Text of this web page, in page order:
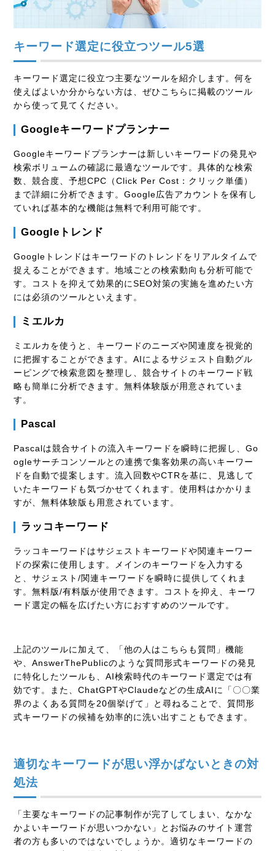
キーワード選定に役立つツール5選
キーワード選定に役立つ主要なツールを紹介します。何を
使えばよいか分からない方は、ぜひこちらに掲載のツール
から使って見てください。
Googleキーワードプランナー
Googleキーワードプランナーは新しいキーワードの発見や
検索ボリュームの確認に最適なツールです。具体的な検索
数、競合度、予想CPC （Click Per Cost：クリック単価）
まで詳細に分析できます。Google広告アカウントを保有し
ていれば基本的な機能は無料で利用可能です。
Googleトレンド
Googleトレンドはキーワードのトレンドをリアルタイムで
捉えることができます。地域ごとの検索動向も分析可能で
す。コストを抑えて効果的にSEO対策の実施を進めたい方
には必須のツールといえます。
ミエルカ
ミエルカを使うと、キーワードのニーズや関連度を視覚的
に把握することができます。AIによるサジェスト自動グル
ーピングで検索意図を整理し、競合サイトのキーワード戦
略も簡単に分析できます。無料体験版が用意されていま
す。
Pascal
Pascalは競合サイトの流入キーワードを瞬時に把握し、Go
ogleサーチコンソールとの連携で集客効果の高いキーワー
ドを自動で提案します。流入回数やCTRを基に、見逃して
いたキーワードも気づかせてくれます。使用料はかかりま
すが、無料体験版も用意されています。
ラッコキーワード
ラッコキーワードはサジェストキーワードや関連キーワー
ドの探索に使用します。メインのキーワードを入力する
と、サジェスト/関連キーワードを瞬時に提供してくれま
す。無料版/有料版が使用できます。コストを抑え、キーワ
ード選定の幅を広げたい方におすすめのツールです。
上記のツールに加えて、「他の人はこちらも質問」機能
や、AnswerThePublicのような質問形式キーワードの発見
に特化したツールも、AI検索時代のキーワード選定では有
効です。また、ChatGPTやClaudeなどの生成AIに「〇〇業
界のよくある質問を20個挙げて」と尋ねることで、質問形
式キーワードの候補を効率的に洗い出すこともできます。
適切なキーワードが思い浮かばないときの対
処法
「主要なキーワードの記事制作が完了してしまい、なかな
かよいキーワードが思いつかない」とお悩みのサイト運営
者の方も多いのではないでしょうか。適切なキーワードの